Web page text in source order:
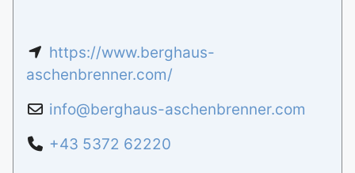
https://www.berghaus-
aschenbrenner.com/
info@berghaus-aschenbrenner.com
+43 5372 62220